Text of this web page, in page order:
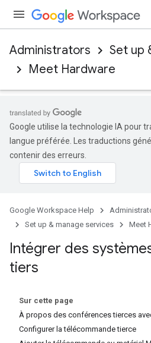
Administrators
Set up
Meet Hardware
Google utilise la technologie IA pour
langue préférée. Les traductions
contenir des erreurs.
Google Workspace Help
Set up & manage services
Meet
Intégrer des
tiers
Sur cette page
À propos des conférences tierces
Configurer la télécommande tierce